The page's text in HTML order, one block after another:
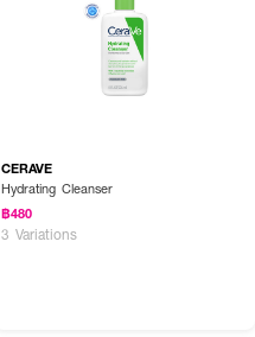
CERAVE
Hydrating Cleanser
฿480
3 Variations